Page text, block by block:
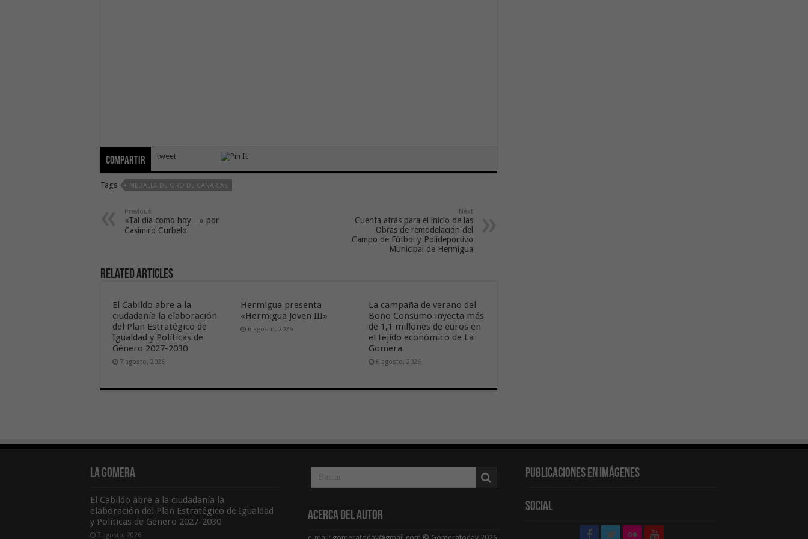
Compartir tweet
Tags MEDALLA DE ORO DE CANARIAS
Previous
«Tal día como hoy…» por
Casimiro Curbelo
Next
Cuenta atrás para el inicio de las
Obras de remodelación del
Campo de Fútbol y Polideportivo
Municipal de Hermigua
Related Articles
El Cabildo abre a la
ciudadanía la elaboración
del Plan Estratégico de
Igualdad y Políticas de
Género 2027-2030
7 agosto, 2026
Hermigua presenta
«Hermigua Joven III»
6 agosto, 2026
La campaña de verano del
Bono Consumo inyecta más
de 1,1 millones de euros en
el tejido económico de La
Gomera
6 agosto, 2026
La Gomera
El Cabildo abre a la ciudadanía la
elaboración del Plan Estratégico de Igualdad
y Políticas de Género 2027-2030
7 agosto, 2026
Acerca del Autor
Publicaciones en Imágenes
Social